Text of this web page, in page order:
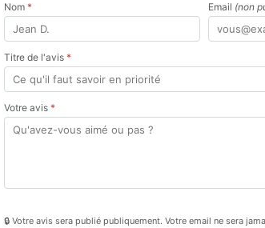
Nom * Email (non
Titre de l'avis *
Votre avis *
🔒 Votre avis sera publié publiquement. Votre email ne sera